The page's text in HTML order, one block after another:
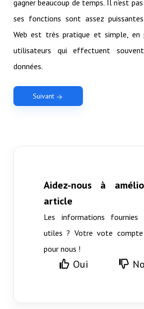
gagner beaucoup de temps. Il n’est
ses fonctions sont assez
Web est très pratique et simple, en
utilisateurs qui effectuent
données.
Suivant
Aidez-nous à
article
Les informations fournies
utiles ? Votre vote compte
pour nous !
Oui